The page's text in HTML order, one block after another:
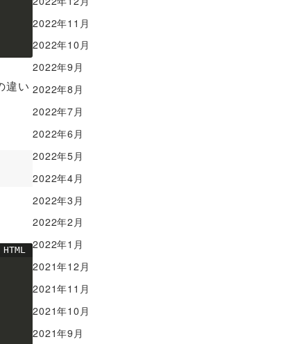
違い
2022年11月
2022年10月
2022年9月
2022年8月
2022年7月
2022年6月
2022年5月
2022年4月
2022年3月
2022年2月
2022年1月
2021年12月
2021年11月
2021年10月
2021年9月